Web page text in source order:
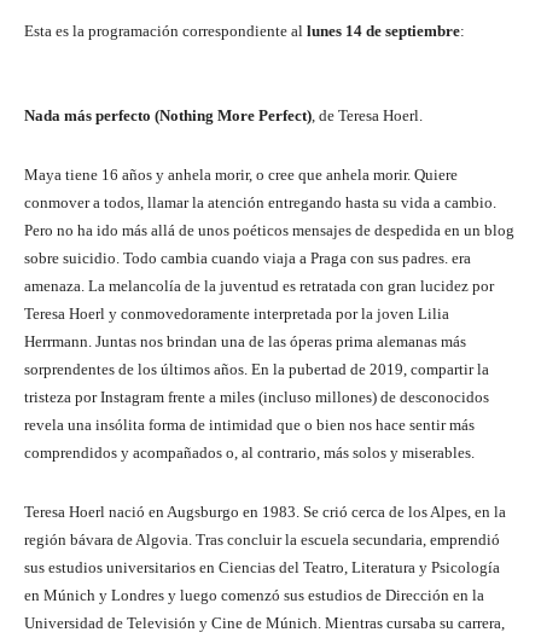
Esta es la programación correspondiente al lunes 14 de septiembre:
Nada más perfecto (Nothing More Perfect) , de Teresa Hoerl.
Maya tiene 16 años y anhela morir, o cree que anhela morir. Quiere
conmover a todos, llamar la atención entregando hasta su vida a cambio.
Pero no ha ido más allá de unos poéticos mensajes de despedida en un blog
sobre suicidio. Todo cambia cuando viaja a Praga con sus padres. era
amenaza. La melancolía de la juventud es retratada con gran lucidez por
Teresa Hoerl y conmovedoramente interpretada por la joven Lilia
Herrmann. Juntas nos brindan una de las óperas prima alemanas más
sorprendentes de los últimos años. En la pubertad de 2019, compartir la
tristeza por Instagram frente a miles (incluso millones) de desconocidos
revela una insólita forma de intimidad que o bien nos hace sentir más
comprendidos y acompañados o, al contrario, más solos y miserables.
Teresa Hoerl nació en Augsburgo en 1983. Se crió cerca de los Alpes, en la
región bávara de Algovia. Tras concluir la escuela secundaria, emprendió
sus estudios universitarios en Ciencias del Teatro, Literatura y Psicología
en Múnich y Londres y luego comenzó sus estudios de Dirección en la
Universidad de Televisión y Cine de Múnich. Mientras cursaba su carrera,